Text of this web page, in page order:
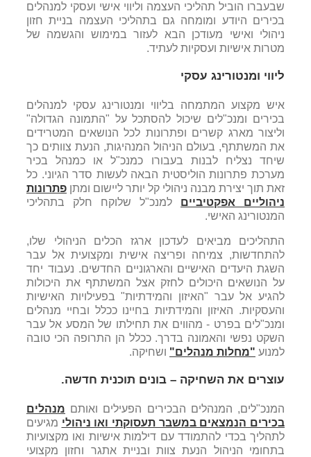
שבעברו הוביל תהליכי העצמה וליווי אישי ועסקי למנהלים
בכירים היודע ומומחה גם בתהליכי העצמה בניית חזון
ניהולי ואישי מעודכן הבא לעזור במימוש והגשמה של
מטרות אישיות ועסקיות לעתיד.
ליווי ומנטורינג עסקי
איש מקצוע המתמחה בליווי ומנטורינג עסקי למנהלים
בכירים ומנכ"לים שיכול להסתכל על "התמונה הגדולה"
וליצור מארג קשרים ופתרונות לכל הנושאים המטרידים
את המשתתף, בעולם הניהול המנהיגות, הנעת צוותים כך
שיחד נצליח לבנות בעבורו כמנכ"ל או כמנהל בכיר
מערכת פתרונות הוליסטית הבאה לעשות סדר הגיוני. כל
זאת תוך יצירת מבנה ניהולי קל יותר ליישום ומתן פתרונות
ניהוליים אפקטיביים למנכ"ל שלוקח חלק בתהליכי
המנטורינג האישי.
התהליכים מביאים לעדכון ארגז הכלים הניהולי שלו,
להתחדשות, צמיחה ופריצה אישית ומקצועית אל עבר
השגת היעדים האישיים והארגוניים החדשים. נעבוד יחד
על הנושאים היכולים לחזק אצל המשתתף את היכולות
להגיע אל עבר "האיזון והמידתיות" בפעילויות האישיות
והעסקיות. האיזון והמידתיות בחיינו ככלל ובחיי מנהלים
ומנכ"לים בפרט - מהווים את תחילתו של המסע אל עבר
השקט נפשי והאמונה בדרך. ככלל הן התרופה הכי טובה
למנוע "מחלות מנהלים" ושחיקה.
עוצרים את השחיקה – בונים תוכנית חדשה.
המנכ"לים, המנהלים הבכירים הפעילים ואותם מנהלים
בכירים הנמצאים במשבר תעסוקתי ואו ניהולי מגיעים
לתהליך בכדי להתמודד עם דילמות אישיות ואו מקצועיות
בתחומי הניהול הנעת צוות ובניית אתגר וחזון מקצועי